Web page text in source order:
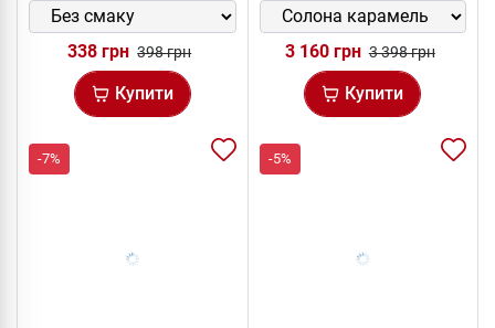
338 грн 398 грн
Купити
3 160 грн 3 398 грн
Купити
-7% -5%